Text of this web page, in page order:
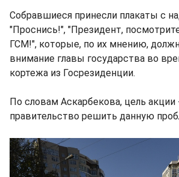
Собравшиеся принесли плакаты с
"Проснись!", "Президент,
ГСМ!", которые, по их мнению,
внимание главы государства во
кортежа из Госрезиденции.
По словам Аскарбекова, цель акции
правительство решить данную